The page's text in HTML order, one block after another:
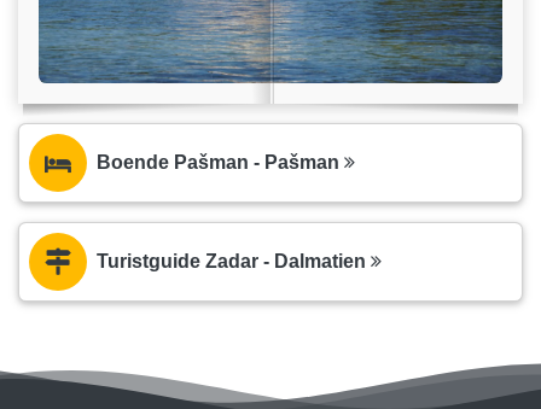
Boende Pašman - Pašman
Turistguide Zadar - Dalmatien